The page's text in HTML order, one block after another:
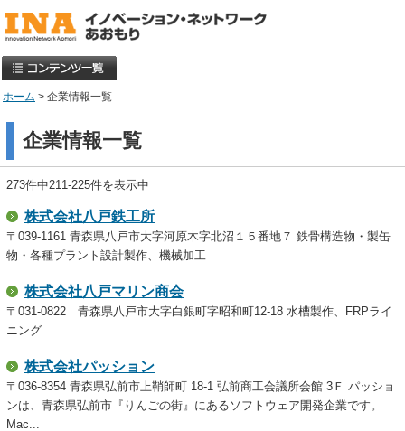
ホーム > 企業情報一覧
企業情報一覧
273件中211-225件を表示中
株式会社八戸鉄工所
〒039-1161 青森県八戸市大字河原木字北沼１５番地７ 鉄骨構造物・製缶
物・各種プラント設計製作、機械加工
株式会社八戸マリン商会
〒031-0822 青森県八戸市大字白銀町字昭和町12-18 水槽製作、FRPライ
ニング
株式会社パッション
〒036-8354 青森県弘前市上鞘師町 18-1 弘前商工会議所会館 3Ｆ パッショ
ンは、青森県弘前市『りんごの街』にあるソフトウェア開発企業です。
Mac...